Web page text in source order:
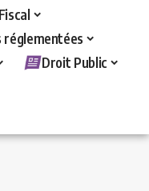
réglementées
Droit Public
/ Finances>Entreprises en